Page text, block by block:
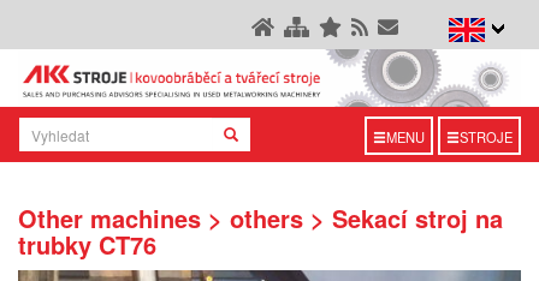
MENU STROJE
Other machines > others > Sekací stroj na
trubky CT76